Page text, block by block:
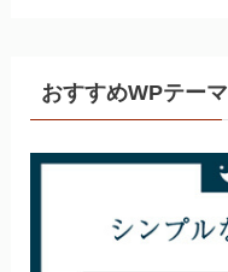
おすすめWPテーマ